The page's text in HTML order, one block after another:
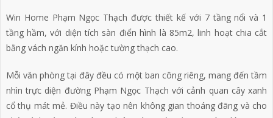
Win Home Phạm Ngọc Thạch được thiết kế với 7 tầng nổi và 1
tầng hầm, với diện tích sàn điển hình là 85m2, linh hoạt chia cắt
bằng vách ngăn kính hoặc tường thạch cao.
Mỗi văn phòng tại đây đều có một ban công riêng, mang đến tầm
nhìn trực diện đường Phạm Ngọc Thạch với cảnh quan cây xanh
cổ thụ mát mẻ. Điều này tạo nên không gian thoáng đãng và cho